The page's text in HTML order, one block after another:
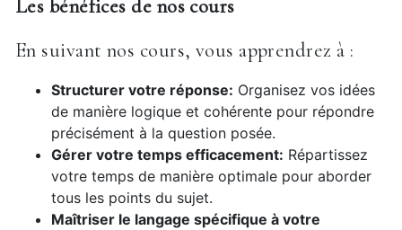
Les bénéfices de nos cours
En suivant nos cours, vous apprendrez à :
Structurer votre réponse: Organisez vos idées
de manière logique et cohérente pour répondre
précisément à la question posée.
Gérer votre temps efficacement: Répartissez
votre temps de manière optimale pour aborder
tous les points du sujet.
Maîtriser le langage spécifique à votre